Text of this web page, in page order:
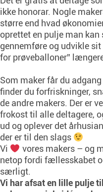
ikke honorar. Nogle
større end hvad
oprettet en pulje man
gennemføre og udvikle
for prøveballoner”
Som maker får du
finder du forfriskninger,
de andre makers. Der er
frokost til alle deltagere,
ud og oplever det
der er til den slags
Vi
vores makers – og
netop fordi fællesskabet
særligt.
Vi har afsat en lille pulje